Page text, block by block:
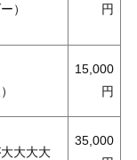
）
15,000
大大大大
35,000